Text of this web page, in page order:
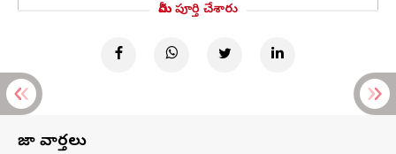
మీరు పూర్తి చేశారు
తాజా వార్తలు